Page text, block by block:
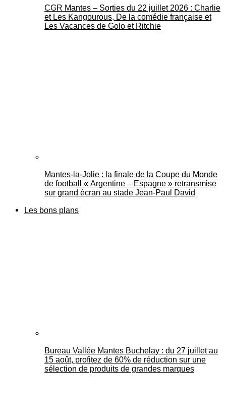
CGR Mantes – Sorties du 22 juillet 2026 : Charlie
et Les Kangourous, De la comédie française et
Les Vacances de Golo et Ritchie
Mantes-la-Jolie : la finale de la Coupe du Monde
de football « Argentine – Espagne » retransmise
sur grand écran au stade Jean-Paul David
Les bons plans
Bureau Vallée Mantes Buchelay : du 27 juillet au
15 août, profitez de 60% de réduction sur une
sélection de produits de grandes marques